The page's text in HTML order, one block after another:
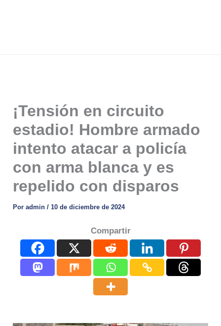
¡Tensión en circuito
estadio! Hombre armado
intento atacar a policía
con arma blanca y es
repelido con disparos
Poradmin/ 10 de diciembre de 2024
Compartir